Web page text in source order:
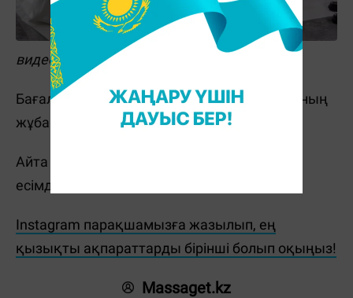
видео кадры
Бағалы сыйлықты Қазыбектің досы мен оның
жұбайы ұтып алған.
Айта кетейік, Қазыбектің таңдауы Асылы
есімді аруға түскен.
Instagram парақшамызға жазылып, ең
қызықты ақпараттарды бірінші болып оқыңыз!
Massaget.kz